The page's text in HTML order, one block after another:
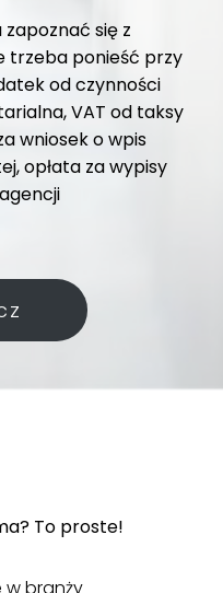
się z
trzeba ponieść przy
od czynności
VAT od taksy
wniosek o wpis
opłata za wypisy
To proste!